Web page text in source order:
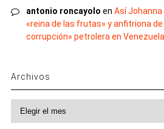
antonio roncayolo en Así Johanna
«reina de las frutas» y anfitriona de
corrupción» petrolera en Venezuela
Archivos